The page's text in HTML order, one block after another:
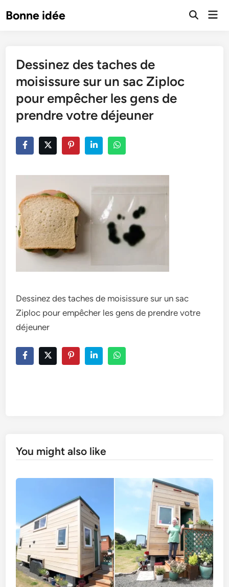
toBonne idée
Open
Dessinez des taches de
moisissure sur un sac Ziploc
pour empêcher les gens de
prendre votre déjeuner
Dessinez des taches de moisissure sur un sac
Ziploc pour empêcher les gens de prendre votre
déjeuner
You might also like